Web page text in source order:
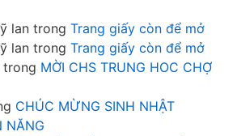
lan trong Trang giấy còn để mở
lan trong Trang giấy còn để mở
trong MỜI CHS TRUNG HOC CHỢ
CHÚC MỪNG SINH NHẬT
NĂNG